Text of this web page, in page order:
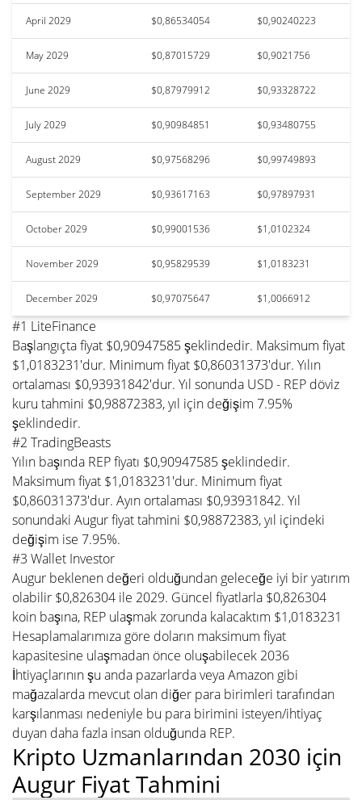
April 2029 $0,86534054 $0,90240223
May 2029 $0,87015729 $0,9021756
June 2029 $0,87979912 $0,93328722
July 2029 $0,90984851 $0,93480755
August 2029 $0,97568296 $0,99749893
September 2029 $0,93617163 $0,97897931
October 2029 $0,99001536 $1,0102324
November 2029 $0,95829539 $1,0183231
December 2029 $0,97075647 $1,0066912
#1 LiteFinance
Başlangıçta fiyat $0,90947585 şeklindedir. Maksimum fiyat
$1,0183231'dur. Minimum fiyat $0,86031373'dur. Yılın
ortalaması $0,93931842'dur. Yıl sonunda USD - REP döviz
kuru tahmini $0,98872383, yıl için değişim 7.95%
şeklindedir.
#2 TradingBeasts
Yılın başında REP fiyatı $0,90947585 şeklindedir.
Maksimum fiyat $1,0183231'dur. Minimum fiyat
$0,86031373'dur. Ayın ortalaması $0,93931842. Yıl
sonundaki Augur fiyat tahmini $0,98872383, yıl içindeki
değişim ise 7.95%.
#3 Wallet Investor
Augur beklenen değeri olduğundan geleceğe iyi bir yatırım
olabilir $0,826304 ile 2029. Güncel fiyatlarla $0,826304
koin başına, REP ulaşmak zorunda kalacaktım $1,0183231
Hesaplamalarımıza göre doların maksimum fiyat
kapasitesine ulaşmadan önce oluşabilecek 2036
İhtiyaçlarının şu anda pazarlarda veya Amazon gibi
mağazalarda mevcut olan diğer para birimleri tarafından
karşılanması nedeniyle bu para birimini isteyen/ihtiyaç
duyan daha fazla insan olduğunda REP.
Kripto Uzmanlarından 2030 için
Augur Fiyat Tahmini